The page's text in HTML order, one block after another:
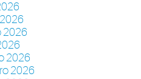
2026
2026
2026